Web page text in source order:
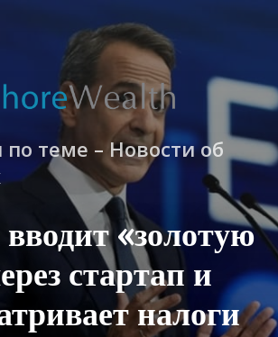
по теме – Новости об
«золотую
стартап и
налоги